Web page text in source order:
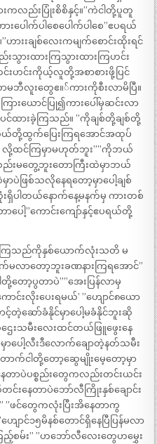
းကလည်းပြုံးစိစိနှင့်။”ကဲငါတို့ပူတူ
ပေါက်ပါစေပေါက်ပါစေ”ဧပရယ်
ားးချစ်လေးကမျက်စောင်းထိုးရင်
ားထားကြသွားထားကြဟင်း
းဟင်းကိုယ့်လူတို့အစာစားဖို့ပြင်
ာမဘီလူးတွေဧ။်ကားကိုစီးလာမိပြီ။
ားယောင်ပြု၍ကားပေါ်မှဆင်းလာ
င်ထားခဲ့ကြသည်။ ”ကိုချစ်တို့ချစ်တို့
တို့ထွက်ပြေးကြရအောင်အထုပ်
လို့ထင်ကြမှာမဟုတ်ဘူး””ကိုဘယ်
ည်းမတွေ့ဘူးတောကြီးထဲမှာဘယ်
ပဲဖြစ်သလိုနေရတော့မှာပေါ့ချစ်
ပါတယ်နောက်နေ့မနက်မှ ကားတစ်
ပေါ့”ကောင်းကျော်နှင့်ဧပရယ်တို့
ကြသည်ကိုနှစ်ယောက်လုံးသတိ မ
မလာတော့ဘူးခဏနားကြရအောင်”
တို့တော့ပွတာပဲ””အေးပြန်လာမှ
ာင်းလိုးပေးရမယ်’ ”ဟျောင်၈ယော
တဲ့ဆော်ခံနိုင်မှာပေါ့မခံနိုင်ဘူးဆို
ေးသမီးလေးထင်တယ်ဖြူဖွေးနေ
ေါ့လီးဒီလောက်ချောတဲ့နတ်သမီး
က်ငါတို့တော့ဆွေမျိုးမေ့တော့မှာ
ေတာပဲပစ္စည်းတွေကလည်းတင်းယင်း
းနေတာပဲဘော်လီကြိုးနှစ်ချောင်း
ဖင်တွေကလုံးပြီးအိနေတာကွ
ောင်၁၅မိနစ်တောင်ရှိနေပြီပြန်မလာ
စမ်း” ”ဟဘော်လီလေးတွေဟမွှေး